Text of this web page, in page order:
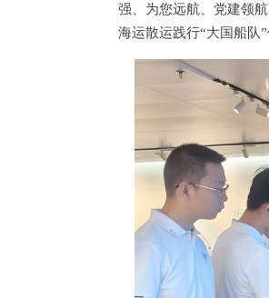
强、为您远航、党建领
海运散运践行“大国船队